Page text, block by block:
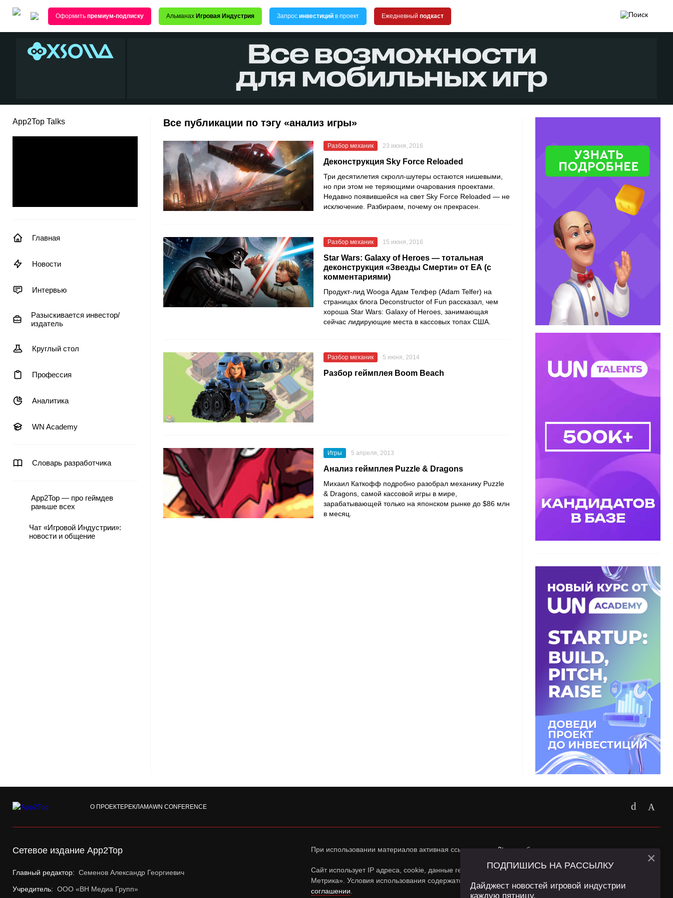
Оформить премиум-подписку Альманах Игровая Индустрия Запрос инвестиций в проект Ежедневный подкаст
App2Top Talks
Главная
Новости
Интервью
Разыскивается инвестор/
издатель
Круглый стол
Профессия
Аналитика
WN Academy
Словарь разработчика
App2Top — про геймдев
раньше всех
Чат «Игровой Индустрии»:
новости и общение
Все публикации по тэгу «анализ игры»
Разбор механик 23 июня, 2016
Деконструкция Sky Force Reloaded
Три десятилетия скролл-шутеры остаются нишевыми,
но при этом не теряющими очарования проектами.
Недавно появившейся на свет Sky Force Reloaded — не
исключение. Разбираем, почему он прекрасен.
Разбор механик 15 июня, 2016
Star Wars: Galaxy of Heroes — тотальная
деконструкция «Звезды Смерти» от ЕА (с
комментариями)
Продукт-лид Wooga Адам Телфер (Adam Telfer) на
страницах блога Deconstructor of Fun рассказал, чем
хороша Star Wars: Galaxy of Heroes, занимающая
сейчас лидирующие места в кассовых топах США.
Разбор механик 5 июня, 2014
Разбор геймплея Boom Beach
Игры 5 апреля, 2013
Анализ геймплея Puzzle & Dragons
Михаил Каткофф подробно разобрал механику Puzzle
& Dragons, самой кассовой игры в мире,
зарабатывающей только на японском рынке до $86 млн
в месяц.
О ПРОЕКТЕРЕКЛАМАWN CONFERENCE
Сетевое издание App2Top
Главный редактор: Семенов Александр Георгиевич
Учредитель: ООО «ВН Медиа Групп»
При использовании материалов активная ссылка наapp2top.ruобязательна.
Сайт использует IP адреса, cookie, данные геолокации Пользователей сайта и сервис «Яндекс
Метрика». Условия использования содержатся в
Политике конфиденциальностии
соглашении
ПОДПИШИСЬ НА РАССЫЛКУ
Дайджест новостей игровой индустрии
каждую пятницу.
×